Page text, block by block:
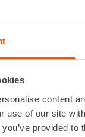
content
use of our site
provided
AJETTAVA